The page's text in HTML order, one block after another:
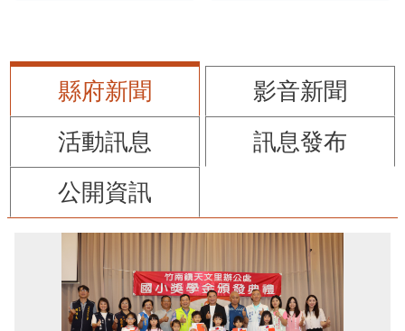
縣府新聞
影音新聞
活動訊息
訊息發布
公開資訊